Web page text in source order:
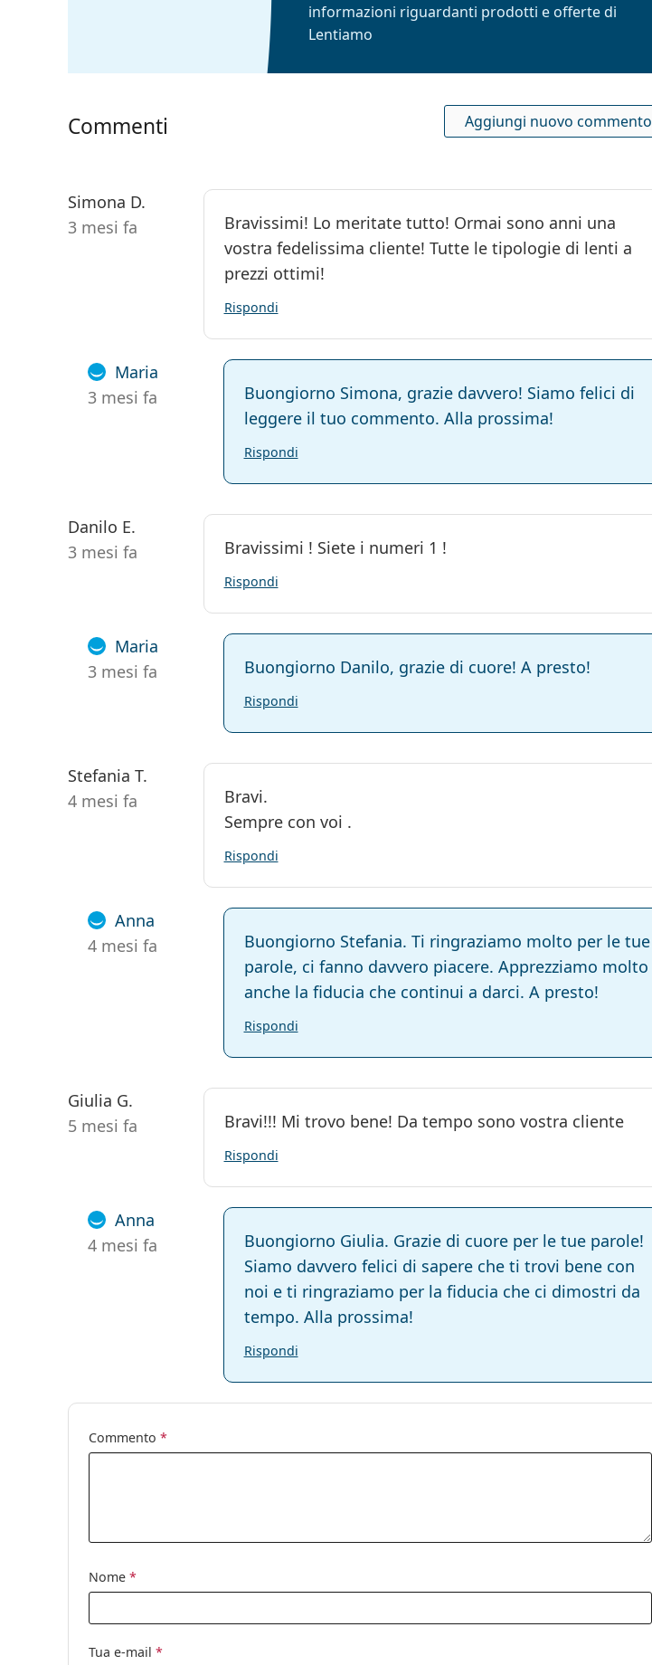
informazioni riguardanti prodotti e offerte di
Lentiamo
Commenti Aggiungi nuovo commento
Simona D.
3 mesi fa
Bravissimi! Lo meritate tutto! Ormai sono anni una
vostra fedelissima cliente! Tutte le tipologie di lenti a
prezzi ottimi!
Rispondi
Maria
3 mesi fa
Buongiorno Simona, grazie davvero! Siamo felici di
leggere il tuo commento. Alla prossima!
Rispondi
Danilo E.
3 mesi fa
Bravissimi ! Siete i numeri 1 !
Rispondi
Maria
3 mesi fa
Buongiorno Danilo, grazie di cuore! A presto!
Rispondi
Stefania T.
4 mesi fa
Bravi.
Sempre con voi .
Rispondi
Anna
4 mesi fa
Buongiorno Stefania. Ti ringraziamo molto per le tue
parole, ci fanno davvero piacere. Apprezziamo molto
anche la fiducia che continui a darci. A presto!
Rispondi
Giulia G.
5 mesi fa
Bravi!!! Mi trovo bene! Da tempo sono vostra cliente
Rispondi
Anna
4 mesi fa
Buongiorno Giulia. Grazie di cuore per le tue parole!
Siamo davvero felici di sapere che ti trovi bene con
noi e ti ringraziamo per la fiducia che ci dimostri da
tempo. Alla prossima!
Rispondi
Commento *
Nome *
Tua e-mail *